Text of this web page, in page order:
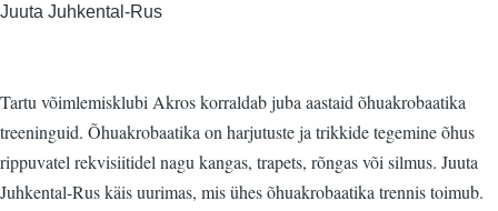
Juuta Juhkental-Rus
Tartu võimlemisklubi Akros korraldab juba aastaid õhuakrobaatika
treeninguid. Õhuakrobaatika on harjutuste ja trikkide tegemine õhus
rippuvatel rekvisiitidel nagu kangas, trapets, rõngas või silmus. Juuta
Juhkental-Rus käis uurimas, mis ühes õhuakrobaatika trennis toimub.